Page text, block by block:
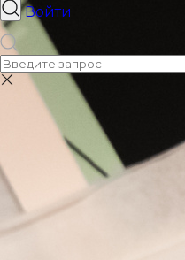
Войти